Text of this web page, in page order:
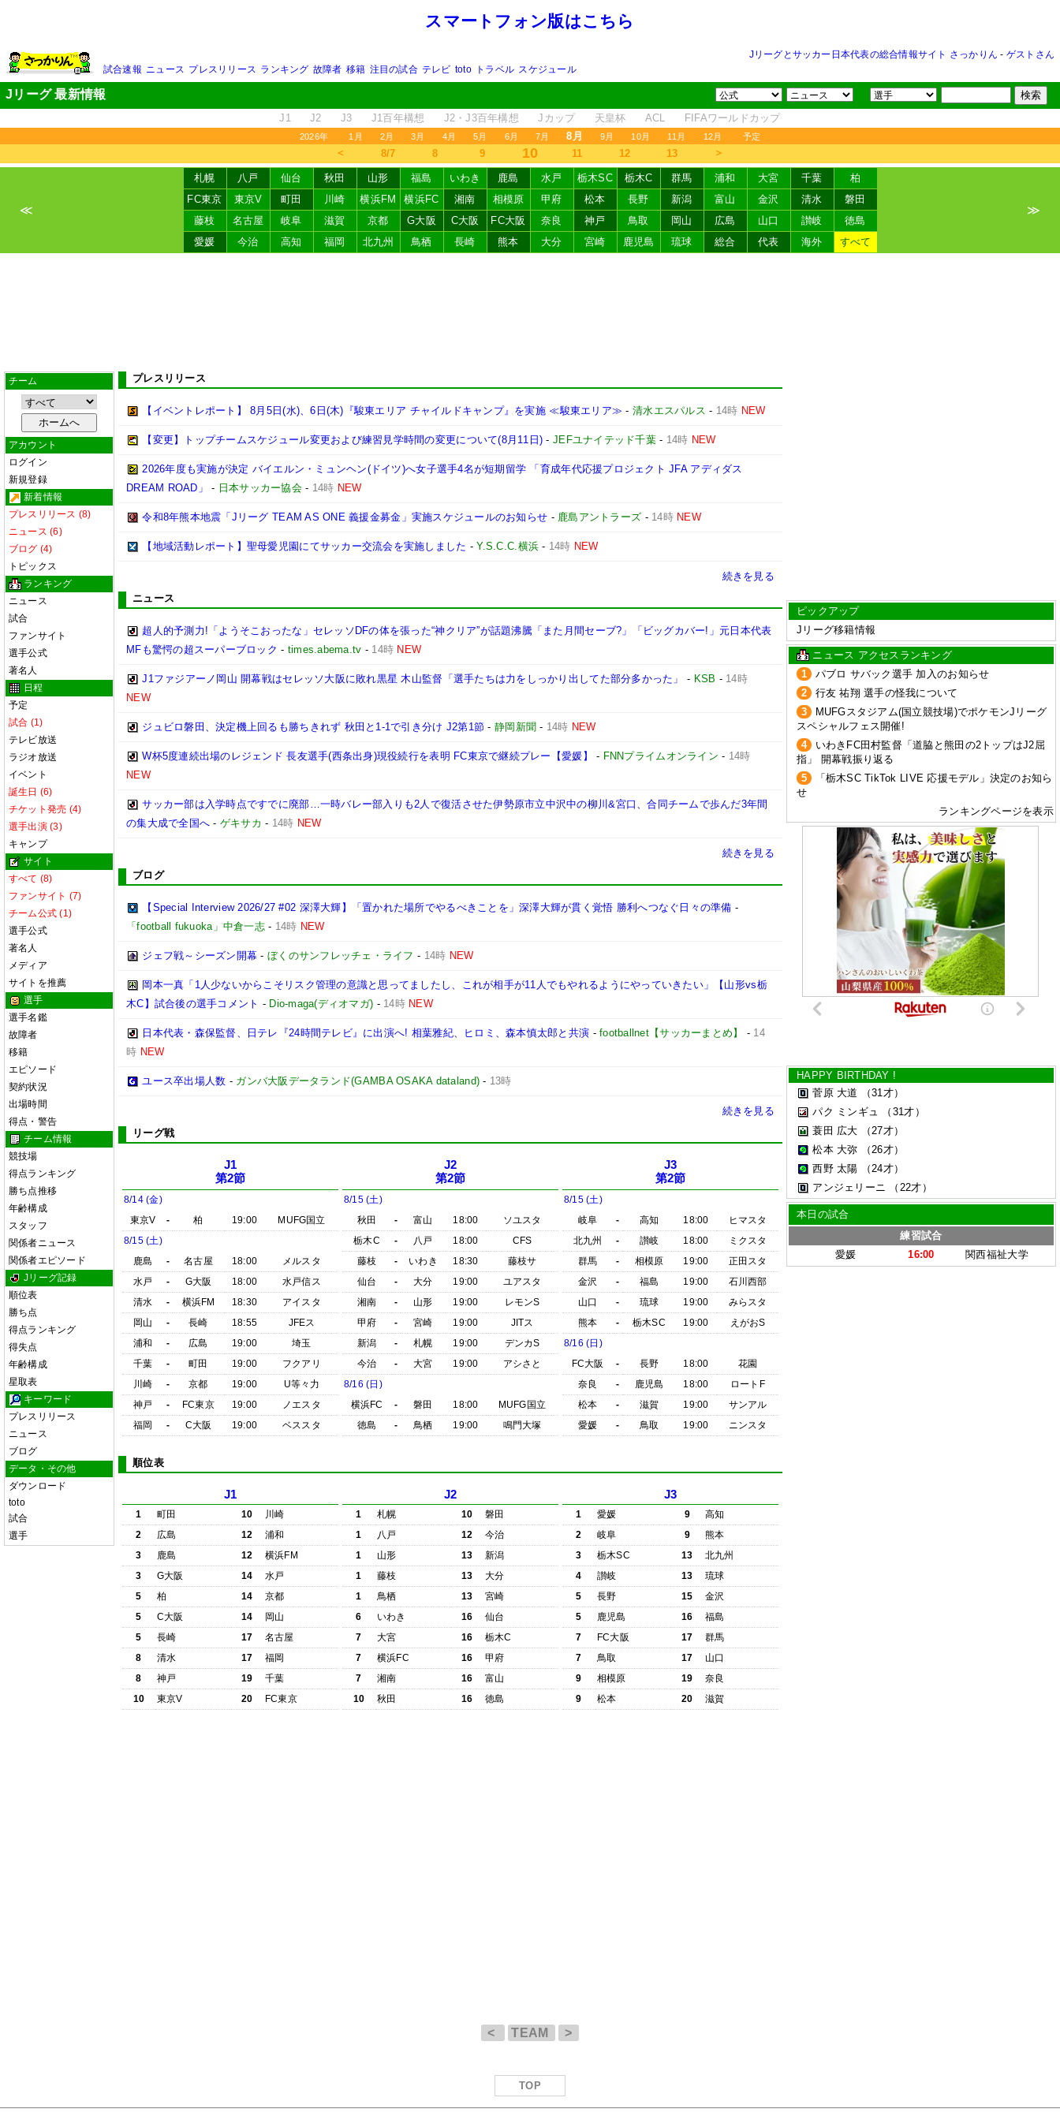
スマートフォン版はこちら
Jリーグとサッカー日本代表の総合情報サイト さっかりん - ゲストさん
試合速報 ニュース プレスリリース ランキング 故障者 移籍 注目の試合 テレビ toto トラベル スケジュール
Jリーグ 最新情報
J1 J2 J3 J1百年構想 J2・J3百年構想 Jカップ 天皇杯 ACL FIFAワールドカップ
2026年 1月 2月 3月 4月 5月 6月 7月 8月 9月 10月 11月 12月 予定
＜ 8/7 8 9 10 11 12 13 ＞
≪
札幌 八戸 仙台 秋田 山形 福島 いわき 鹿島 水戸 栃木SC 栃木C 群馬 浦和 大宮 千葉
柏
FC東京
東京V 町田 川崎 横浜FM 横浜FC 湘南 相模原 甲府 松本 長野 新潟 富山 金沢 清水
磐田
藤枝
名古屋 岐阜 滋賀 京都 G大阪 C大阪 FC大阪 奈良 神戸 鳥取 岡山 広島 山口 讃岐
徳島
愛媛
今治 高知 福岡 北九州 鳥栖 長崎 熊本 大分 宮崎 鹿児島 琉球 総合 代表 海外 すべて
≫
チーム
アカウント
ログイン
新規登録
新着情報
プレスリリース (8)
ニュース (6)
ブログ (4)
トピックス
ランキング
ニュース
試合
ファンサイト
選手公式
著名人
日程
予定
試合 (1)
テレビ放送
ラジオ放送
イベント
誕生日 (6)
チケット発売 (4)
選手出演 (3)
キャンプ
サイト
すべて (8)
ファンサイト (7)
チーム公式 (1)
選手公式
著名人
メディア
サイトを推薦
選手
選手名鑑
故障者
移籍
エピソード
契約状況
出場時間
得点・警告
チーム情報
競技場
得点ランキング
勝ち点推移
年齢構成
スタッフ
関係者ニュース
関係者エピソード
Jリーグ記録
順位表
勝ち点
得点ランキング
得失点
年齢構成
星取表
キーワード
プレスリリース
ニュース
ブログ
データ・その他
ダウンロード
toto
試合
選手
プレスリリース
【イベントレポート】 8月5日(水)、6日(木)『駿東エリア チャイルドキャンプ』を実施 ≪駿東エリア≫ - 清水エスパルス - 14時 NEW
【変更】トップチームスケジュール変更および練習見学時間の変更について(8月11日) -JEFユナイテッド千葉- 14時 NEW
2026年度も実施が決定 バイエルン・ミュンヘン(ドイツ)へ女子選手4名が短期留学 「育成年代応援プロジェクト JFA アディダス
DREAM ROAD」
- 日本サッカー協会- 14時 NEW
令和8年熊本地震「Jリーグ TEAM AS ONE 義援金募金」実施スケジュールのお知らせ - 鹿島アントラーズ - 14時 NEW
【地域活動レポート】聖母愛児園にてサッカー交流会を実施しました -Y.S.C.C.横浜 - 14時 NEW
続きを見る
ニュース
超人的予測力!「ようそこおったな」セレッソDFの体を張った“神クリア”が話題沸騰「また月間セーブ?」「ビッグカバー!」元日本代表
MFも驚愕の超スーパーブロック - times.abema.tv - 14時 NEW
J1ファジアーノ岡山 開幕戦はセレッソ大阪に敗れ黒星 木山監督「選手たちは力をしっかり出してた部分多かった」 - KSB - 14時
NEW
ジュビロ磐田、決定機上回るも勝ちきれず 秋田と1-1で引き分け J2第1節 - 静岡新聞 - 14時 NEW
W杯5度連続出場のレジェンド 長友選手(西条出身)現役続行を表明 FC東京で継続プレー【愛媛】 - FNNプライムオンライン - 14時
NEW
サッカー部は入学時点ですでに廃部…一時バレー部入りも2人で復活させた伊勢原市立中沢中の柳川&宮口、合同チームで歩んだ3年間
の集大成で全国へ - ゲキサカ - 14時 NEW
続きを見る
ブログ
【Special Interview 2026/27 #02 深澤大輝】「置かれた場所でやるべきことを」深澤大輝が貫く覚悟 勝利へつなぐ日々の準備 -
「football fukuoka」中倉一志- 14時 NEW
ジェフ戦～シーズン開幕 -ぼくのサンフレッチェ・ライフ - 14時 NEW
岡本一真「1人少ないからこそリスク管理の意識と思ってましたし、これが相手が11人でもやれるようにやっていきたい」【山形vs栃
木C】試合後の選手コメント - Dio-maga(ディオマガ) - 14時 NEW
日本代表・森保監督、日テレ『24時間テレビ』に出演へ! 相葉雅紀、ヒロミ、森本慎太郎と共演 -footballnet【サッカーまとめ】 - 14
時 NEW
ユース卒出場人数 - ガンバ大阪データランド(GAMBA OSAKA dataland) - 13時
続きを見る
リーグ戦
J1
第2節
8/14 (金)
東京V
- 柏 19:00
MUFG国立
8/15 (土)
鹿島
- 名古屋 18:00
メルスタ
水戸
- G大阪 18:00
水戸信ス
清水
- 横浜FM 18:30
アイスタ
岡山
- 長崎 18:55
JFEス
浦和
- 広島 19:00
埼玉
千葉
- 町田 19:00
フクアリ
川崎
- 京都 19:00
U等々力
神戸
- FC東京 19:00
ノエスタ
福岡
- C大阪 19:00 ベススタ
J2
第2節
8/15 (土)
秋田
- 富山 18:00
ソユスタ
栃木C
- 八戸 18:00
CFS
藤枝
- いわき 18:30
藤枝サ
仙台
- 大分 19:00
ユアスタ
湘南
- 山形 19:00
レモンS
甲府
- 宮崎 19:00
JITス
新潟
- 札幌 19:00
デンカS
今治
- 大宮 19:00
アシさと
8/16 (日)
横浜FC
- 磐田 18:00
MUFG国立
徳島
- 鳥栖 19:00 鳴門大塚
J3
第2節
8/15 (土)
岐阜
- 高知 18:00
ヒマスタ
北九州
- 讃岐 18:00
ミクスタ
群馬
- 相模原 19:00
正田スタ
金沢
- 福島 19:00
石川西部
山口
- 琉球 19:00
みらスタ
熊本
- 栃木SC 19:00
えがおS
8/16 (日)
FC大阪
- 長野 18:00
花園
奈良
- 鹿児島 18:00
ロートF
松本
- 滋賀 19:00
サンアル
愛媛
- 鳥取 19:00 ニンスタ
順位表
J1
1 町田 10
川崎
2
広島 12
浦和
3
鹿島 12
横浜FM
3
G大阪 14
水戸
5
柏 14
京都
5
C大阪 14
岡山
5
長崎 17
名古屋
8
清水 17
福岡
8
神戸 19
千葉
10
東京V 20 FC東京
J2
1 札幌 10
磐田
1
八戸 12
今治
1
山形 13
新潟
1
藤枝 13
大分
1
鳥栖 13
宮崎
6
いわき 16
仙台
7
大宮 16
栃木C
7
横浜FC 16
甲府
7
湘南 16
富山
10
秋田 16 徳島
J3
1 愛媛 9
高知
2
岐阜 9
熊本
3
栃木SC 13
北九州
4
讃岐 13
琉球
5
長野 15
金沢
5
鹿児島 16
福島
7
FC大阪 17
群馬
7
鳥取 17
山口
9
相模原 19
奈良
9
松本 20 滋賀
ピックアップ
Jリーグ移籍情報
ニュース アクセスランキング
1
パブロ サバック選手 加入のお知らせ
2
行友 祐翔 選手の怪我について
3
MUFGスタジアム(国立競技場)でポケモンJリーグ
スペシャルフェス開催!
4
いわきFC田村監督「道脇と熊田の2トップはJ2屈
指」 開幕戦振り返る
5
「栃木SC TikTok LIVE 応援モデル」決定のお知ら
せ
ランキングページを表示
HAPPY BIRTHDAY !
菅原 大道
（31才）
パク ミンギュ
（31才）
蓑田 広大
（27才）
松本 大弥
（26才）
西野 太陽
（24才）
アンジェリーニ
（22才）
本日の試合
練習試合
愛媛
16:00 関西福祉大学
< TEAM >
TOP